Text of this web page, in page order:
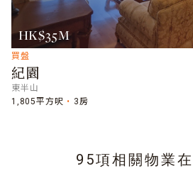
HK$35M
買盤
紀園
東半山
1,805平方呎
3房
95項相關物業在